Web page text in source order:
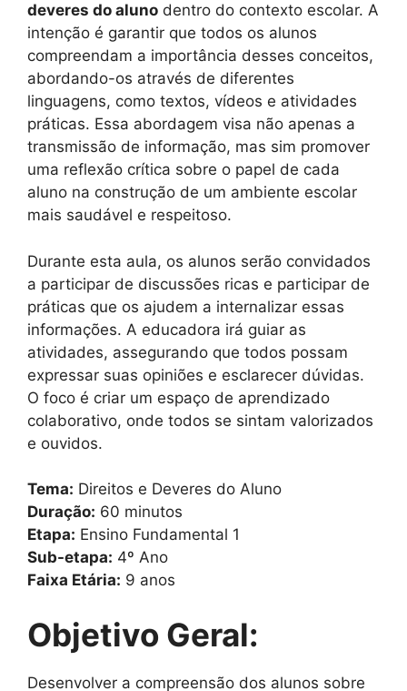
deveres do aluno dentro do contexto escolar. A
intenção é garantir que todos os alunos
compreendam a importância desses conceitos,
abordando-os através de diferentes
linguagens, como textos, vídeos e atividades
práticas. Essa abordagem visa não apenas a
transmissão de informação, mas sim promover
uma reflexão crítica sobre o papel de cada
aluno na construção de um ambiente escolar
mais saudável e respeitoso.
Durante esta aula, os alunos serão convidados
a participar de discussões ricas e participar de
práticas que os ajudem a internalizar essas
informações. A educadora irá guiar as
atividades, assegurando que todos possam
expressar suas opiniões e esclarecer dúvidas.
O foco é criar um espaço de aprendizado
colaborativo, onde todos se sintam valorizados
e ouvidos.
Tema: Direitos e Deveres do Aluno
Duração: 60 minutos
Etapa: Ensino Fundamental 1
Sub-etapa: 4º Ano
Faixa Etária: 9 anos
Objetivo Geral:
Desenvolver a compreensão dos alunos sobre